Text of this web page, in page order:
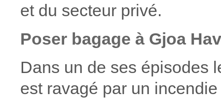
et du secteur privé.
Poser bagage à Gjoa
Dans un de ses épisodes
est ravagé par un